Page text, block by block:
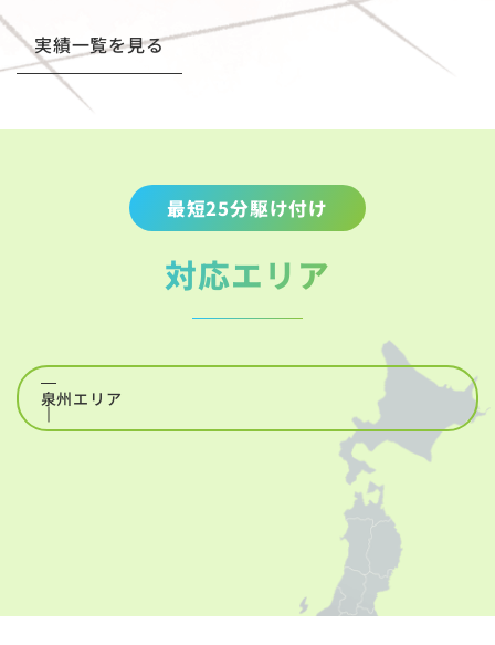
実績一覧を見る
最短25分駆け付け
対応エリア
泉州エリア